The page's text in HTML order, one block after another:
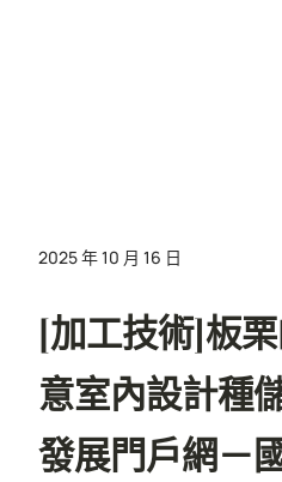
2025 年 10 月 16 日
[加工技術]板
意室內設計種
發展門戶網－